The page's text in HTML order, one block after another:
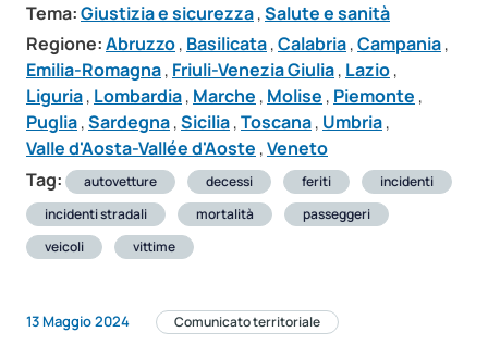
Tema:Giustizia e sicurezza,Salute e sanità
Regione:Abruzzo, Basilicata,Calabria,Campania,
Emilia-Romagna, Friuli-Venezia Giulia, Lazio,
Liguria, Lombardia, Marche , Molise , Piemonte ,
Puglia,Sardegna,Sicilia,Toscana, Umbria,
Valle d'Aosta-Vallée d'Aoste ,Veneto
Tag:
autovetture decessi feriti
incidenti
incidenti stradali
mortalità
passeggeri
veicoli
vittime
13 Maggio 2024 Comunicato territoriale